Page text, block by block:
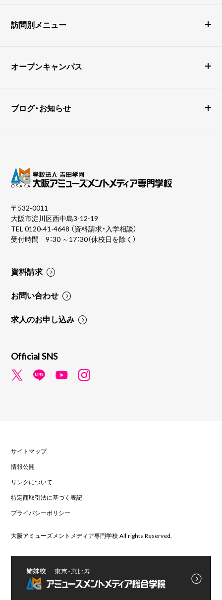
訪問別メニュー
オープンキャンパス
ブログ・お知らせ
〒532-0011
大阪市淀川区西中島3-12-19
TEL0120-41-4648 （資料請求・入学相談）
受付時間 9：30 ～17：30（休校日を除く）
資料請求
お問い合わせ
求人のお申し込み
Official SNS
サイトマップ
情報公開
リンクについて
特定商取引法に基づく表記
プライバシーポリシー
大阪アミューズメントメディア専門学校 All rights Reserved.